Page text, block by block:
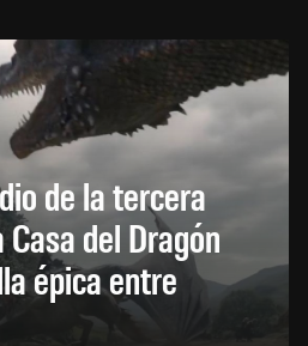
de la tercera
del Dragón
épica entre